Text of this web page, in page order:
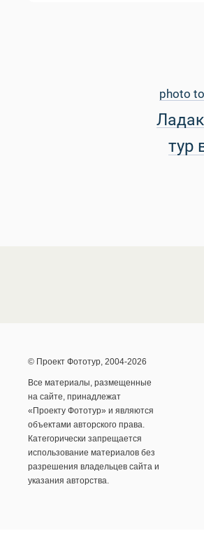
photo
тур
© Проект Фототур, 2004-2026
Все материалы, размещенные
на сайте, принадлежат
«Проекту Фототур» и являются
объектами авторского права.
Категорически запрещается
использование материалов без
разрешения владельцев сайта и
указания авторства.